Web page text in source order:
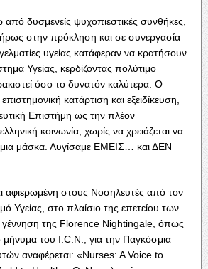
δυσμενείς ψυχοπιεστικές συνθήκες,
στην πρόκληση και σε συνεργασία
υγείας κατάφεραν να κρατήσουν
Υγείας, κερδίζοντας πολύτιμο
όσο το δυνατόν καλύτερα. Ο
κατάρτιση και εξειδίκευση,
Επιστήμη ως την πλέον
κοινωνία, χωρίς να χρειάζεται να
μάσκα. Λυγίσαμε ΕΜΕΙΣ… και ΔΕΝ
αφιερωμένη στους Νοσηλευτές από τον
Υγείας, στο πλαίσιο της επετείου των
της Florence Nightingale, όπως
μήνυμα του I.C.N., για την Παγκόσμια
αναφέρεται: «Nurses: A Voice to